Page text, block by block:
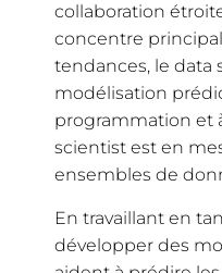
collaboration
concentre
tendances, le
modélisation
programmation et
scientist est en
ensembles de
En travaillant en
développer des